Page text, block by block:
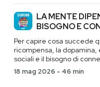
LA MENTE
BISOGNO E
Per capire cosa succede
ricompensa, la
sociali e il bisogno di
18 mag 2026 - 46 min